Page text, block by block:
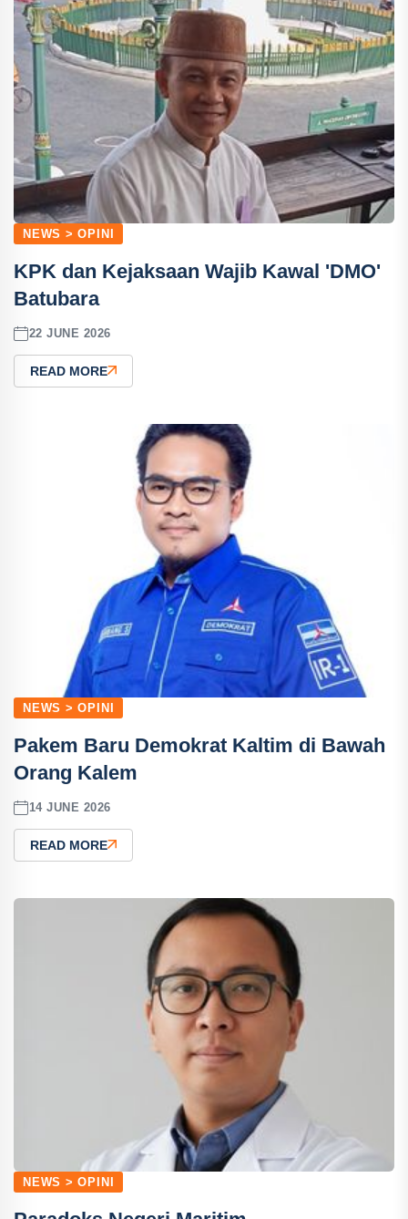
NEWS > OPINI
KPK dan Kejaksaan Wajib Kawal 'DMO'
Batubara
22 JUNE 2026
READ MORE
NEWS > OPINI
Pakem Baru Demokrat Kaltim di Bawah
Orang Kalem
14 JUNE 2026
READ MORE
NEWS > OPINI